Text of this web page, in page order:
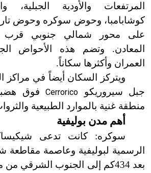
المرتفعات والأودية
كوشابامبا، وحوض سوكره وحوض
على محور شمالي جنوبي قرب
المعادن. وتضم هذه الأحواض
العمران وأكثرها سكاناً.
ويتركز السكان أيضاً في مراكز
جبل سيروريكو Cerroricoفوق
منطقة غنية بالموارد الطبيعية
أهم مدن بوليفية
سوكره: كانت تدعى
الرسمية لبوليفية وعاصمة مقاطعة
بعد 434كم إلى الجنوب الشرقي من